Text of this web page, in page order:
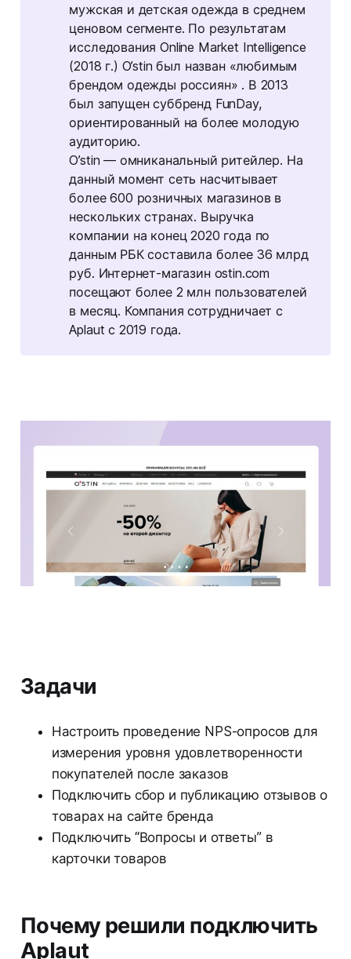
мужская и детская одежда в среднем
ценовом сегменте. По результатам
исследования Online Market Intelligence
(2018 г.) O’stin был назван «любимым
брендом одежды россиян» . В 2013
был запущен суббренд FunDay,
ориентированный на более молодую
аудиторию.
O’stin — омниканальный ритейлер. На
данный момент сеть насчитывает
более 600 розничных магазинов в
нескольких странах. Выручка
компании на конец 2020 года по
данным РБК составила более 36 млрд
руб. Интернет-магазин ostin.com
посещают более 2 млн пользователей
в месяц. Компания сотрудничает с
Aplaut с 2019 года.
Задачи
Настроить проведение NPS-опросов для
измерения уровня удовлетворенности
покупателей после заказов
Подключить сбор и публикацию отзывов о
товарах на сайте бренда
Подключить “Вопросы и ответы” в
карточки товаров
Почему решили подключить
Aplaut